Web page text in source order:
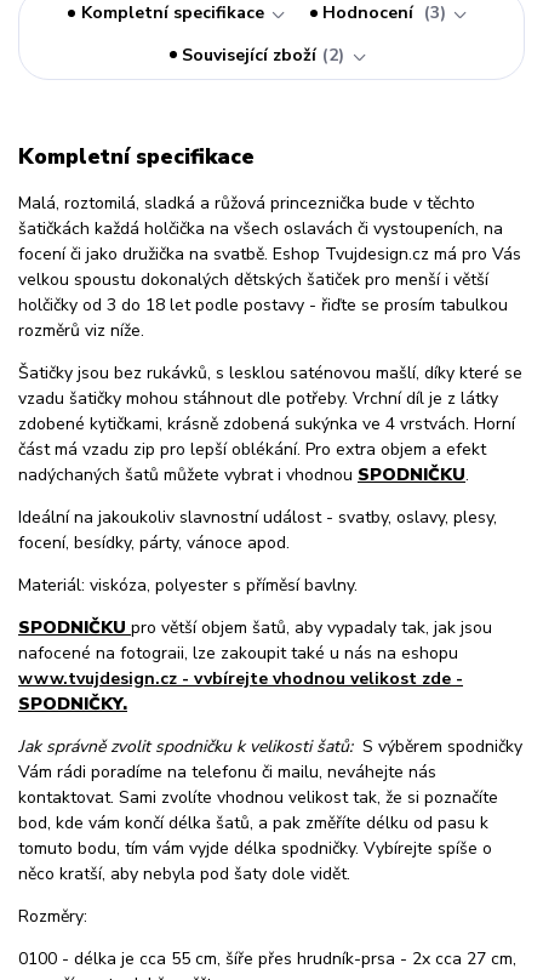
Kompletní specifikace Hodnocení
3
Související zboží 2
Kompletní specifikace
Malá, roztomilá, sladká a růžová princeznička bude v těchto
šatičkách každá holčička na všech oslavách či vystoupeních, na
focení či jako družička na svatbě. Eshop Tvujdesign.cz má pro Vás
velkou spoustu dokonalých dětských šatiček pro menší i větší
holčičky od 3 do 18 let podle postavy - řiďte se prosím tabulkou
rozměrů viz níže.
Šatičky jsou bez rukávků, s lesklou saténovou mašlí, díky které se
vzadu šatičky mohou stáhnout dle potřeby. Vrchní díl je z látky
zdobené kytičkami, krásně zdobená sukýnka ve 4 vrstvách. Horní
část má vzadu zip pro lepší oblékání. Pro extra objem a efekt
nadýchaných šatů můžete vybrat i vhodnou SPODNIČKU.
Ideální na jakoukoliv slavnostní událost - svatby, oslavy, plesy,
focení, besídky, párty, vánoce apod.
Materiál: viskóza, polyester s příměsí bavlny.
SPODNIČKU pro větší objem šatů, aby vypadaly tak, jak jsou
nafocené na fotograii, lze zakoupit také u nás na eshopu
www.tvujdesign.cz - vvbírejte vhodnou velikost zde -
SPODNIČKY.
Jak správně zvolit spodničku k velikosti šatů: S výběrem spodničky
Vám rádi poradíme na telefonu či mailu, neváhejte nás
kontaktovat. Sami zvolíte vhodnou velikost tak, že si poznačíte
bod, kde vám končí délka šatů, a pak změříte délku od pasu k
tomuto bodu, tím vám vyjde délka spodničky. Vybírejte spíše o
něco kratší, aby nebyla pod šaty dole vidět.
Rozměry:
0100 - délka je cca 55 cm, šíře přes hrudník-prsa - 2x cca 27 cm,